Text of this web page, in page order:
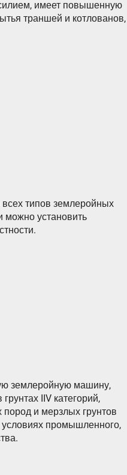
имеет повышенную
траншей и котлованов,
всех типов землеройных
можно установить
землеройную машину,
IIV категорий,
пород и мерзлых грунтов
условиях промышленного,